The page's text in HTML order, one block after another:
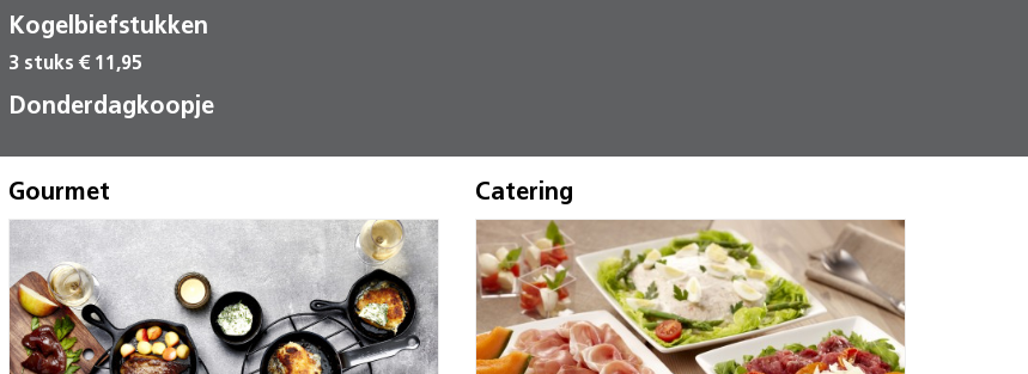
Kogelbiefstukken
3 stuks € 11,95
Donderdagkoopje
Gourmet Catering